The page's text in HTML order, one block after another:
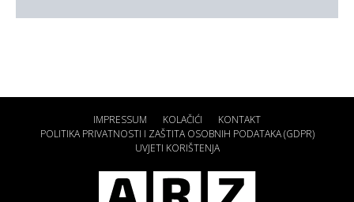
IMPRESSUM KOLAČIĆI
KONTAKT
POLITIKA PRIVATNOSTI I ZAŠTITA OSOBNIH PODATAKA (GDPR)
UVJETI KORIŠTENJA